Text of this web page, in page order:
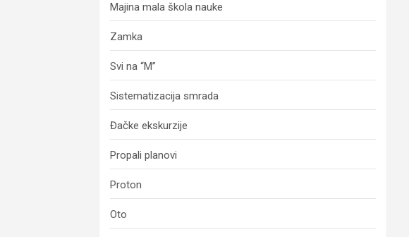
Majina mala škola nauke
Zamka
Svi na “M”
Sistematizacija smrada
Đačke ekskurzije
Propali planovi
Proton
Oto